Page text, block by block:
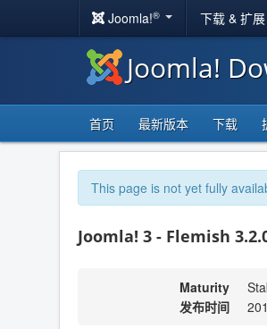
Joomla!® 下载 & 扩展
Joomla!
首页 最新版本 下载
This page is not yet fully
Joomla! 3 - Flemish
Maturity
发布时间